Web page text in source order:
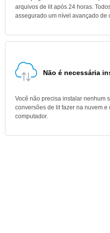
arquivos de lit após 24 horas.
assegurado um nível avançado de
Não é necessária
Você não precisa instalar nenhum
conversões de lit fazer na nuvem
computador.